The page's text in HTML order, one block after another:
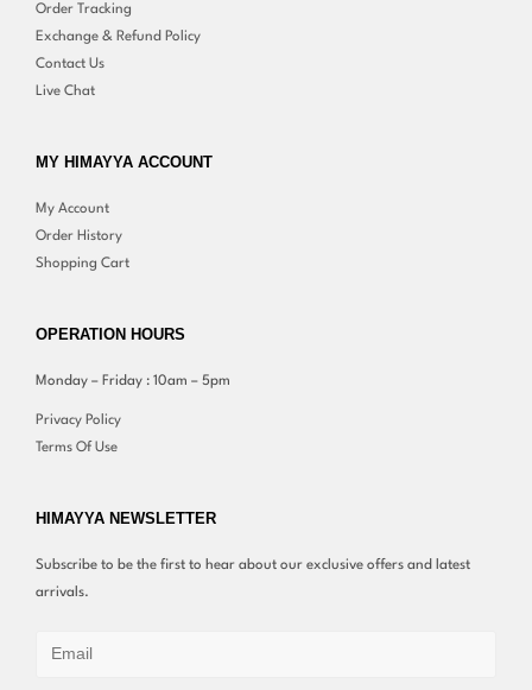
Order Tracking
Exchange & Refund Policy
Contact Us
Live Chat
MY HIMAYYA ACCOUNT
My Account
Order History
Shopping Cart
OPERATION HOURS
Monday – Friday : 10am – 5pm
Privacy Policy
Terms Of Use
HIMAYYA NEWSLETTER
Subscribe to be the first to hear about our exclusive offers and latest
arrivals.